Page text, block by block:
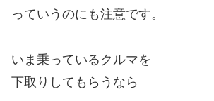
っていうのにも注意です。
いま乗っているクルマを
下取りしてもらうなら